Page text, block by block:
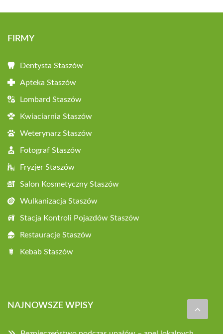
FIRMY
Dentysta Staszów
Apteka Staszów
Lombard Staszów
Kwiaciarnia Staszów
Weterynarz Staszów
Fotograf Staszów
Fryzjer Staszów
Salon Kosmetyczny Staszów
Wulkanizacja Staszów
Stacja Kontroli Pojazdów Staszów
Restauracje Staszów
Kebab Staszów
NAJNOWSZE WPISY